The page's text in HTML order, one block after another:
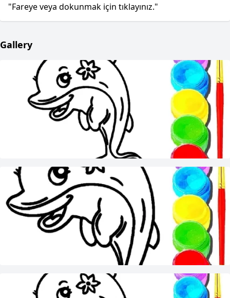
"Fareye veya dokunmak için tıklayınız."
Gallery